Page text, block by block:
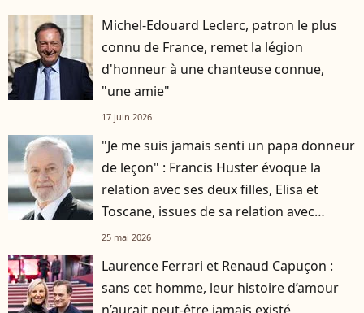
Michel-Edouard Leclerc, patron le plus
connu de France, remet la légion
d'honneur à une chanteuse connue,
"une amie"
17 juin 2026
"Je me suis jamais senti un papa donneur
de leçon" : Francis Huster évoque la
relation avec ses deux filles, Elisa et
Toscane, issues de sa relation avec
Cristiana Reali
25 mai 2026
Laurence Ferrari et Renaud Capuçon :
sans cet homme, leur histoire d’amour